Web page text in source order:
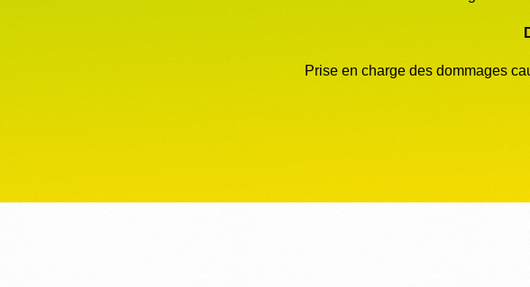
Prise en charge des dommages